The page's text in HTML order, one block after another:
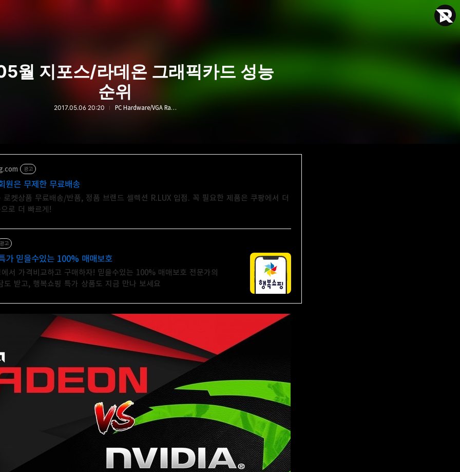
월 지포스/라데온 그래픽카드 성능
순위
2017.05.06 20:20 PC Hardware/VGA Ranking
광고
원은 무제한 무료배송
로켓상품 무료배송/반품, 정품 브랜드 셀렉션 R.LUX 입점. 꼭 필요한 제품은 쿠팡에서 더
로 더 빠르게!
광고
가 믿을수있는 100% 매매보호
서 가격비교하고 구매하자! 믿을수있는 100% 매매보호 전문가의
도 받고, 행복쇼핑 특가 상품도 지금 만나 보세요